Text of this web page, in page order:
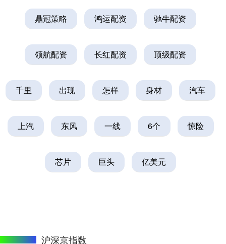
鼎冠策略 鸿运配资 驰牛配资
领航配资 长红配资 顶级配资
千里 出现 怎样 身材 汽车
上汽 东风 一线 6个 惊险
芯片 巨头 亿美元
沪深京指数